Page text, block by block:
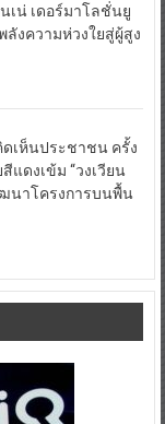
เน่ เดอร์มาโลชั่นยู
ลังความห่วงใยสู่ผู้สูง
ดเห็นประชาชน ครั้ง
แดงเข้ม “วงเวียน
นาโครงการบนพื้น